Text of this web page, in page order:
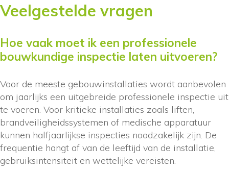
Veelgestelde vragen
Hoe vaak moet ik een professionele
bouwkundige inspectie laten uitvoeren?
Voor de meeste gebouwinstallaties wordt aanbevolen
om jaarlijks een uitgebreide professionele inspectie uit
te voeren. Voor kritieke installaties zoals liften,
brandveiligheidssystemen of medische apparatuur
kunnen halfjaarlijkse inspecties noodzakelijk zijn. De
frequentie hangt af van de leeftijd van de installatie,
gebruiksintensiteit en wettelijke vereisten.